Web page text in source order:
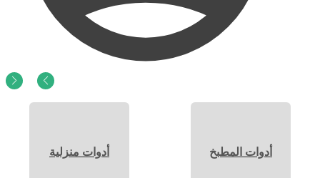
أدوات المطبخ أدوات منزلية